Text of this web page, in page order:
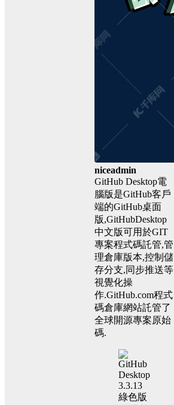
niceadmin
GitHub Desktop電
腦版是GitHub客戶
端的GitHub桌面
版,GitHubDesktop
中文版可用於GIT
專案程式碼託管,管
理倉庫版本,控制儲
存分支,同步推送等
視覺化操
作.GitHub.com程式
碼倉庫網站託管了
全球開源專案原始
碼.